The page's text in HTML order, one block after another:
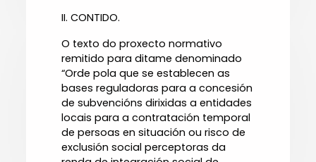
II. CONTIDO.
O texto do proxecto normativo
remitido para ditame denominado
“Orde pola que se establecen as
bases reguladoras para a concesión
de subvencións dirixidas a entidades
locais para a contratación temporal
de persoas en situación ou risco de
exclusión social perceptoras da